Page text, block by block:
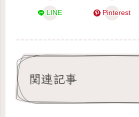
LINE Pinterest
関連記事